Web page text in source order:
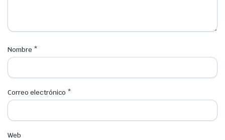
Nombre *
Correo electrónico *
Web